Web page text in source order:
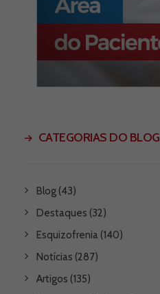
CATEGORIAS DO BLOG
Blog (43)
Destaques (32)
Esquizofrenia (140)
Notícias (287)
Artigos (135)